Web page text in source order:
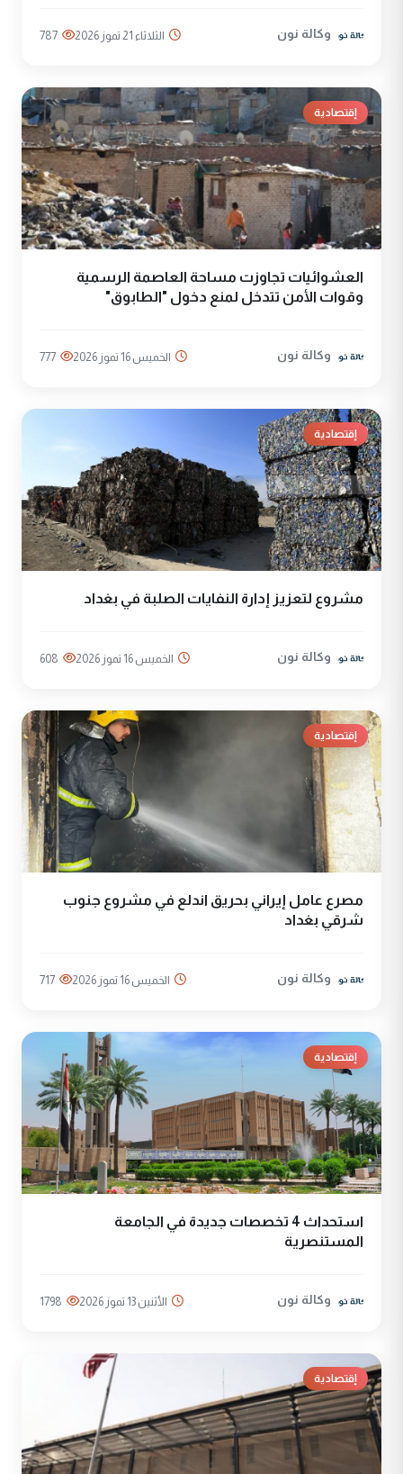
وكالة نون الثلاثاء 21 تموز 2026 787
إقتصادية
العشوائيات تجاوزت مساحة العاصمة الرسمية
وقوات الأمن تتدخل لمنع دخول "الطابوق"
وكالة نون الخميس 16 تموز 2026 777
إقتصادية
مشروع لتعزيز إدارة النفايات الصلبة في بغداد
وكالة نون الخميس 16 تموز 2026 608
إقتصادية
مصرع عامل إيراني بحريق اندلع في مشروع جنوب
شرقي بغداد
وكالة نون الخميس 16 تموز 2026 717
إقتصادية
استحداث 4 تخصصات جديدة في الجامعة
المستنصرية
وكالة نون الأثنين 13 تموز 2026 1798
إقتصادية